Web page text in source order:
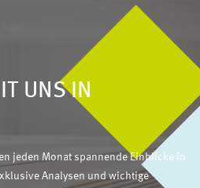
UNS IN
jeden Monat spannende Einblicke in
Analysen und wichtige